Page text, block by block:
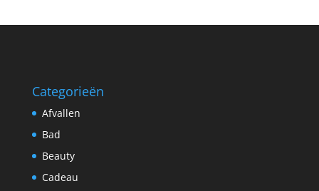
Categorieën
Afvallen
Bad
Beauty
Cadeau